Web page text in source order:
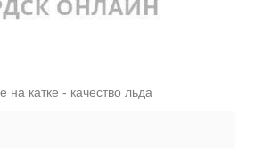
на катке - качество льда